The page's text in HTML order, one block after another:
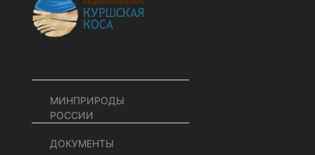
МИНПРИРОДЫ
РОССИИ
ДОКУМЕНТЫ